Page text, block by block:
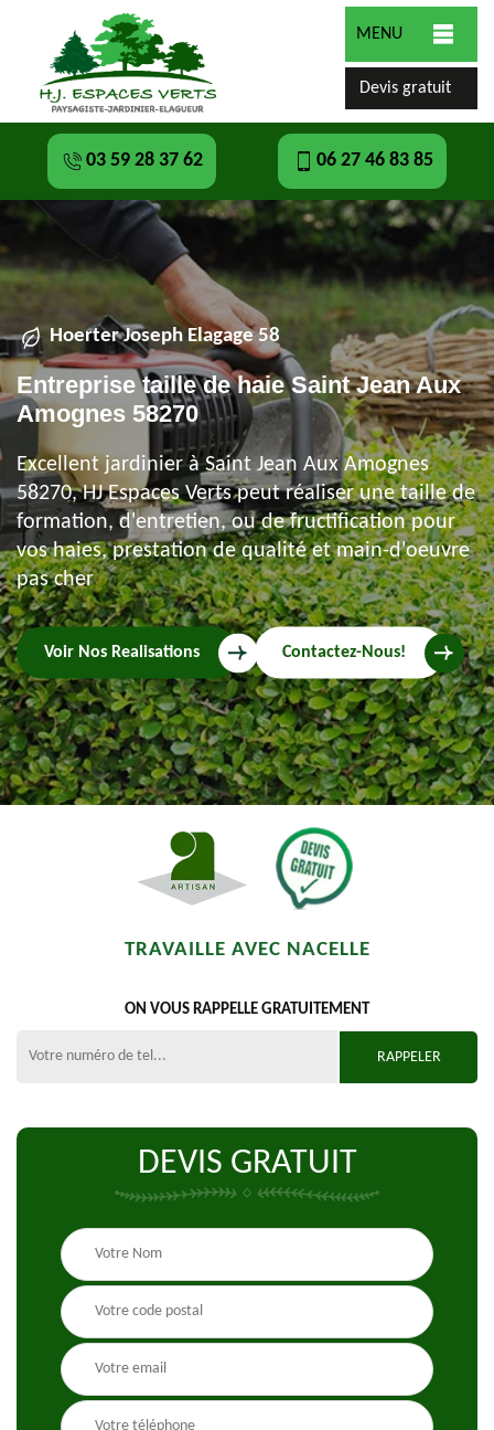
MENU
Devis gratuit
03 59 28 37 62 06 27 46 83 85
Hoerter Joseph Elagage 58
Entreprise taille de haie Saint Jean Aux
Amognes 58270
Excellent jardinier à Saint Jean Aux Amognes
58270, HJ Espaces Verts peut réaliser une taille de
formation, d'entretien, ou de fructification pour
vos haies, prestation de qualité et main-d'oeuvre
pas cher
Voir Nos Realisations Contactez-Nous!
TRAVAILLE AVEC NACELLE
ON VOUS RAPPELLE GRATUITEMENT
DEVIS GRATUIT